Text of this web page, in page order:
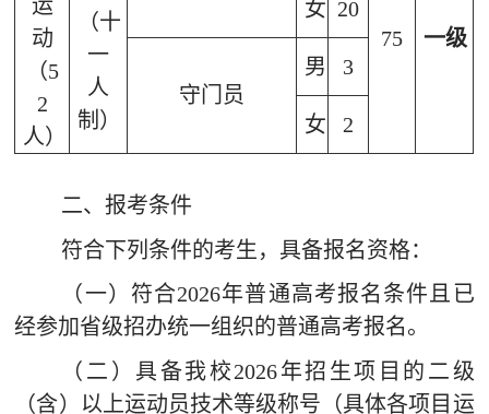
运
动
（5
2
人）
（十
一
人
制）
75 一级
女 20
守门员
男 3
女 2
二、报考条件
符合下列条件的考生，具备报名资格：
（一）符合2026年普通高考报名条件且已
经参加省级招办统一组织的普通高考报名。
（二）具备我校2026年招生项目的二级
（含）以上运动员技术等级称号（具体各项目运